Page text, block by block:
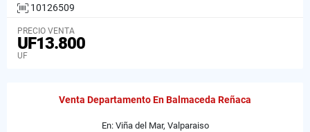
10126509
PRECIO VENTA
UF13.800
UF
Venta Departamento En Balmaceda Reñaca
En: Viña del Mar, Valparaiso